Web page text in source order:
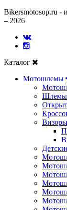
Bikersmotosop.ru -
– 2026
Каталог
Мотошлемы
Шлемы
Визоры